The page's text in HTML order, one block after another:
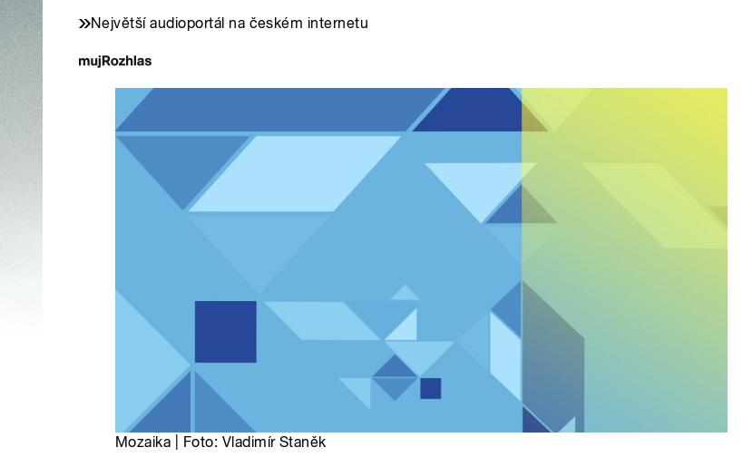
Největší audioportál na českém internetu
Mozaika | Foto: Vladimír Staněk